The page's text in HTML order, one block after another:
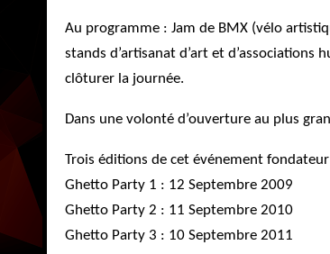
Au programme : Jam de BMX (vélo
stands d’artisanat d’art et d’associations
clôturer la journée.
Dans une volonté d’ouverture au plus
Trois éditions de cet événement
Ghetto Party 1 : 12 Septembre 2009
Ghetto Party 2 : 11 Septembre 2010
Ghetto Party 3 : 10 Septembre 2011